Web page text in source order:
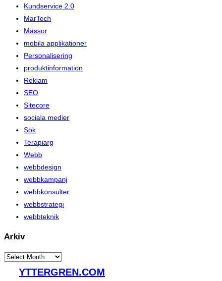
Kundservice 2.0
MarTech
Mässor
mobila applikationer
Personalisering
produktinformation
Reklam
SEO
Sitecore
sociala medier
Sök
Terapiarg
Webb
webbdesign
webbkampanj
webbkonsulter
webbstrategi
webbteknik
Arkiv
Arkiv
YTTERGREN.COM